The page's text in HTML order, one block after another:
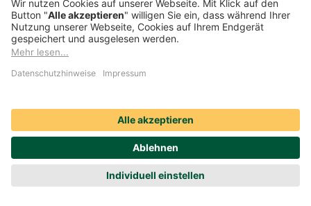
Beratungs-Rechtsschutz bei Unternehmensnachfolge
Wenn Sie Ihre Firma an eine Nachfolgerin oder einen Nachfolger
kompetente, selbstständige Rechtsanwältinnen und Rechtsanwälte,
Rechtsschutz an:0221 757-1996.
Produktservices Krankenversicherung: Welche
Vorteile bietet mir die Krankenversicherungs-App der
DEVK?